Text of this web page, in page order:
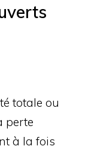
totale ou
perte
à la fois